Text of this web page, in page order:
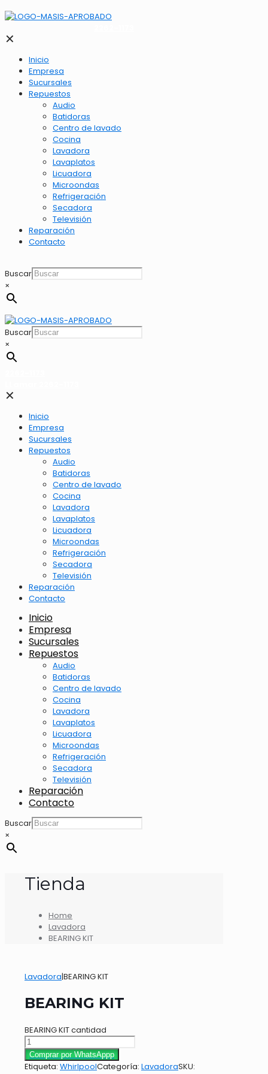
✕
Inicio
Empresa
Sucursales
Repuestos
Audio
Batidoras
Centro de lavado
Cocina
Lavadora
Lavaplatos
Licuadora
Microondas
Refrigeración
Secadora
Televisión
Reparación
Contacto
Buscar
×
Buscar
×
✕
Inicio
Empresa
Sucursales
Repuestos
Audio
Batidoras
Centro de lavado
Cocina
Lavadora
Lavaplatos
Licuadora
Microondas
Refrigeración
Secadora
Televisión
Reparación
Contacto
Inicio
Empresa
Sucursales
Repuestos
Audio
Batidoras
Centro de lavado
Cocina
Lavadora
Lavaplatos
Licuadora
Microondas
Refrigeración
Secadora
Televisión
Reparación
Contacto
Buscar
×
Tienda
Home
Lavadora
BEARING KIT
Lavadora|BEARING KIT
BEARING KIT
BEARING KIT cantidad
Comprar por WhatsAppp
Etiqueta: WhirlpoolCategoría: LavadoraSKU: